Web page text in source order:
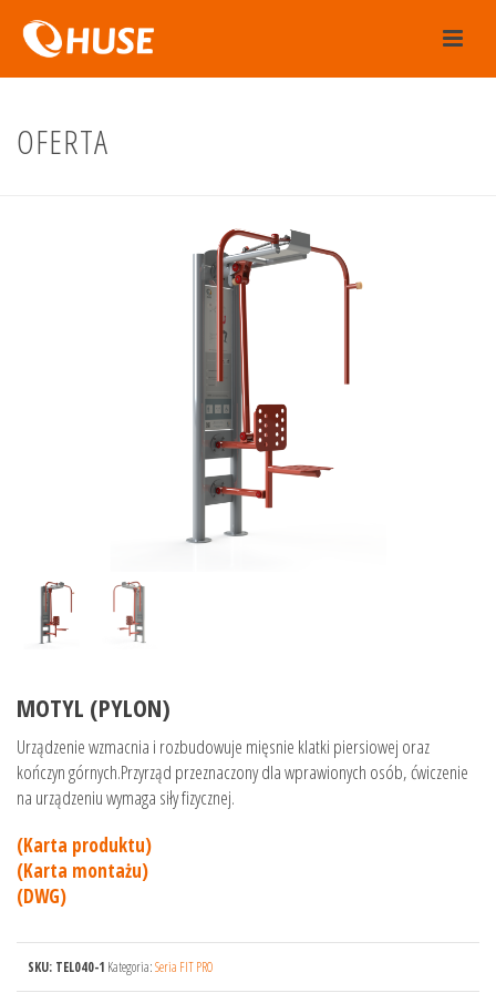
OFERTA
MOTYL (PYLON)
Urządzenie wzmacnia i rozbudowuje mięsnie klatki piersiowej oraz
kończyn górnych.Przyrząd przeznaczony dla wprawionych osób, ćwiczenie
na urządzeniu wymaga siły fizycznej.
(Karta produktu)
(Karta montażu)
(DWG)
SKU: TEL040-1 Kategoria:Seria FIT PRO